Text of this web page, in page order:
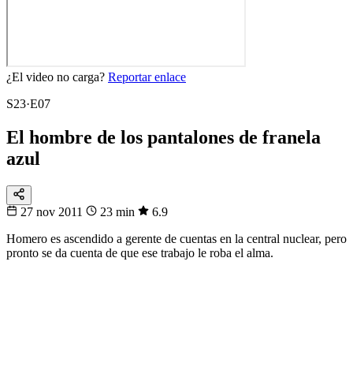
¿El video no carga? Reportar enlace
S23·E07
El hombre de los pantalones de franela
azul
27 nov 2011 23 min
6.9
Homero es ascendido a gerente de cuentas en la central nuclear, pero
pronto se da cuenta de que ese trabajo le roba el alma.